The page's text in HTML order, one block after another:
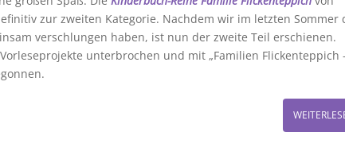
zur zweiten Kategorie. Nachdem wir im letzten Sommer
verschlungen haben, ist nun der zweite Teil erschienen.
unterbrochen und mit „Familien Flickenteppich